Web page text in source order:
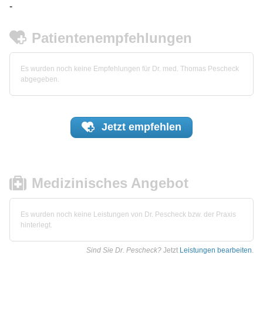
-
Patientenempfehlungen
Es wurden noch keine Empfehlungen für Dr. med. Thomas Pescheck
abgegeben.
Jetzt empfehlen
Medizinisches Angebot
Es wurden noch keine Leistungen von Dr. Pescheck bzw. der Praxis
hinterlegt.
Sind Sie Dr. Pescheck? Jetzt Leistungen bearbeiten.